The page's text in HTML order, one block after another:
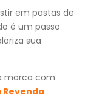
em pastas de
é um passo
sua
marca com
Revenda